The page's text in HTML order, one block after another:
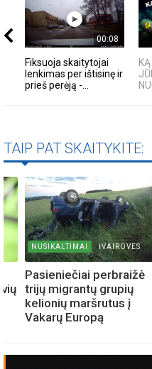
00:08
Fiksuoja skaitytojai
lenkimas per ištisinę ir
prieš perėją -...
TAIP PAT SKAITYKITE:
NUSIKALTIMAI IVAIROVES
Pasieniečiai perbraižė
trijų migrantų grupių
kelionių maršrutus į
Vakarų Europą